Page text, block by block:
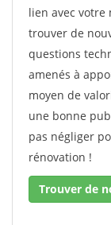
lien avec votre
trouver de
questions
amenés à
moyen de
une bonne
pas négliger
rénovation !